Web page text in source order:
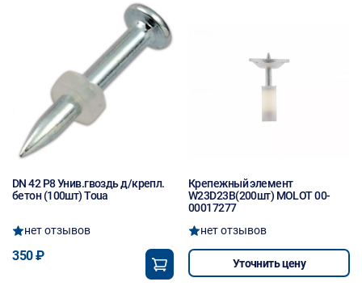
DN 42 Р8 Унив.гвоздь д/крепл.
бетон (100шт) Toua
нет отзывов
350 ₽
Крепежный элемент
W23D23B(200шт) MOLOT 00-
00017277
нет отзывов
Уточнить цену